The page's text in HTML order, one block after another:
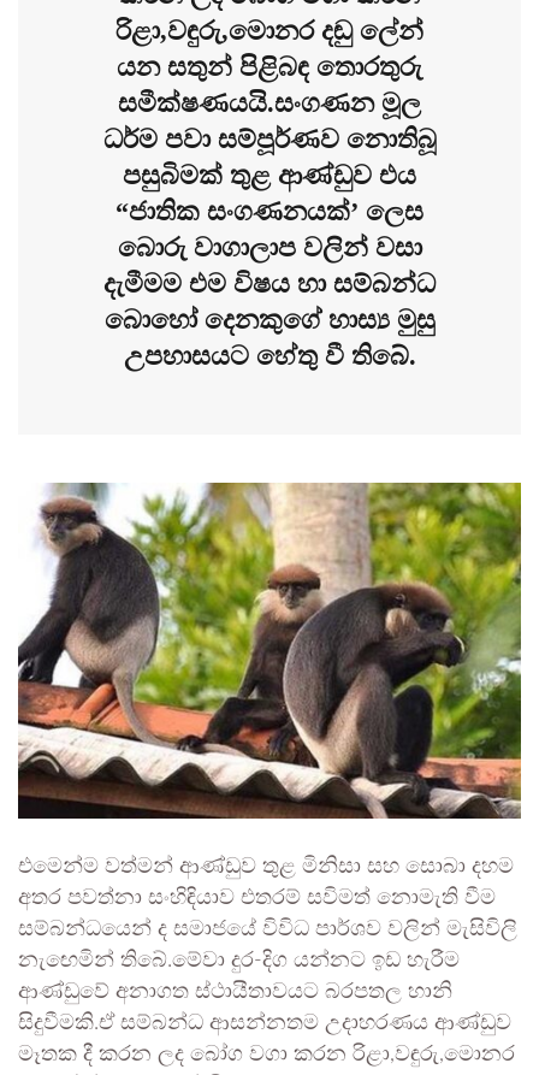
රිළා,වඳුරු,මොනර දඬු ලේන්
යන සතුන් පිළිබඳ තොරතුරු
සමීක්ෂණයයි.සංගණන මූල
ධර්ම පවා සම්පූර්ණව නොතිබූ
පසුබිමක් තුළ ආණ්ඩුව එය
“ජාතික සංගණනයක්’ ලෙස
බොරු වාගාලාප වලින් වසා
දැමීමම එම විෂය හා සම්බන්ධ
බොහෝ දෙනකුගේ හාස්‍ය මුසු
උපහාසයට හේතු වී තිබේ.
එමෙන්ම වත්මන් ආණ්ඩුව තුළ මිනිසා සහ සොබා දහම
අතර පවත්නා සංහිඳියාව එතරම් සවිමත් නොමැති වීම
සම්බන්ධයෙන් ද සමාජයේ විවිධ පාර්ශව වලින් මැසිවිලි
නැඟෙමින් තිබේ.මේවා දුර-දිග යන්නට ඉඩ හැරීම
ආණ්ඩුවේ අනාගත ස්ථායීතාවයට බරපතල හානි
සිදුවීමකි.ඒ සම්බන්ධ ආසන්නතම උදාහරණය ආණ්ඩුව
මෑතක දී කරන ලද බෝග වගා කරන රිළා,වඳුරු,මොනර